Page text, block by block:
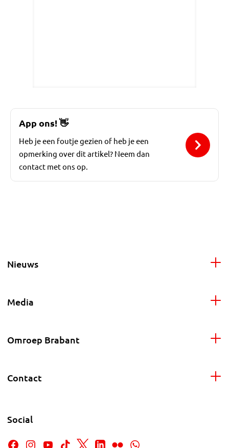
App ons!👋
Heb je een foutje gezien of heb je een
opmerking over dit artikel? Neem dan
contact met ons op.
Nieuws
Media
Omroep Brabant
Contact
Social